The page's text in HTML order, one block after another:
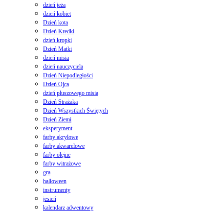
dzień jeża
dzień kobiet
Dzień kota
Dzień Kredki
dzień kropki
Dzień Matki
dzień misia
dzień nauczyciela
Dzień Niepodległości
Dzień Ojca
dzień pluszowego misia
Dzień Strażaka
Dzień Wszystkich Świętych
Dzień Ziemi
eksperyment
farby akrylowe
farby akwarelowe
farby olejne
farby witrażowe
gra
halloween
instrumenty
jesień
kalendarz adwentowy